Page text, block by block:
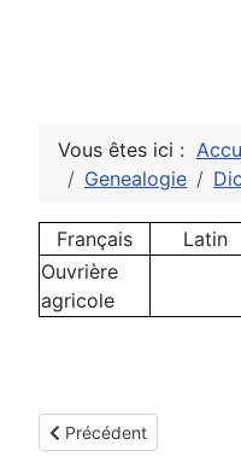
Vous êtes ici :
Genealogie
Français Latin
Ouvrière
agricole
Article précédent : Les
Précédent